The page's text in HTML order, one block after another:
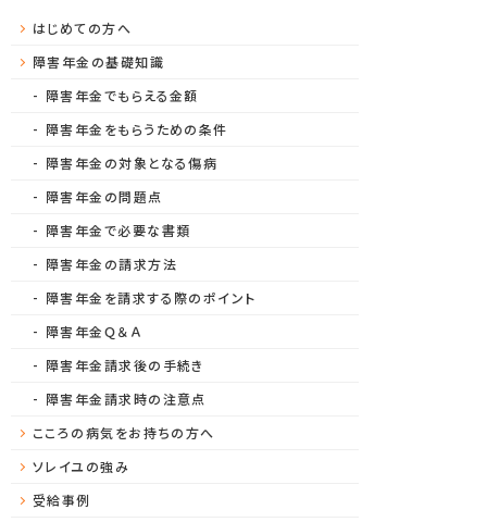
はじめての方へ
障害年金の基礎知識
障害年金でもらえる金額
障害年金をもらうための条件
障害年金の対象となる傷病
障害年金の問題点
障害年金で必要な書類
障害年金の請求方法
障害年金を請求する際のポイント
障害年金Ｑ＆Ａ
障害年金請求後の手続き
障害年金請求時の注意点
こころの病気をお持ちの方へ
ソレイユの強み
受給事例